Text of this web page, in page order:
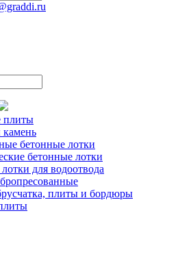
плиты
бетонные лотки
бетонные лотки
для водоотвода
плиты и бордюры